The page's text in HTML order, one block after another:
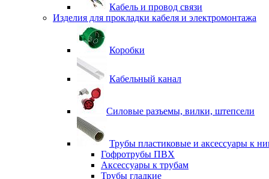
Кабель и провод связи
Изделия для прокладки кабеля и электромонтажа
Коробки
Кабельный канал
Силовые разъемы, вилки, штепсели
Трубы пластиковые и аксессуары к
Гофротрубы ПВХ
Аксессуары к трубам
Трубы гладкие